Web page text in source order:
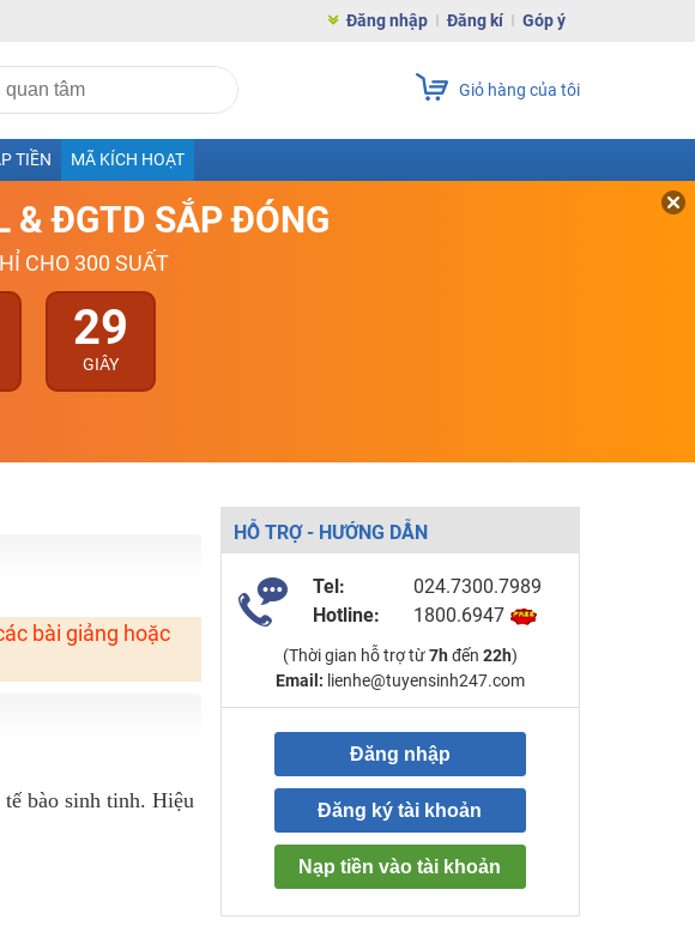
Đăng nhập Đăng kí Góp ý
Giỏ hàng của tôi
TIỀN MÃ KÍCH HOẠT
& ĐGTD SẮP ĐÓNG
CHO 300 SUẤT
28
GIÂY
bài giảng hoặc
bào sinh tinh. Hiệu
HỖ TRỢ - HƯỚNG DẪN
Tel:
024.7300.7989
Hotline:
1800.6947
(Thời gian hỗ trợ từ7h đến 22h)
Email: lienhe@tuyensinh247.com
Đăng nhập
Đăng ký tài khoản
Nạp tiền vào tài khoản